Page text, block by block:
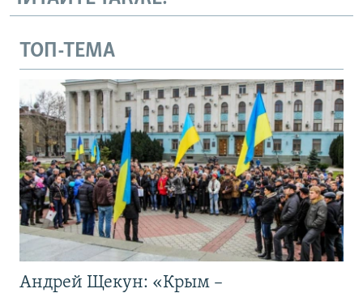
ТОП-ТЕМА
Андрей Щекун: «Крым –